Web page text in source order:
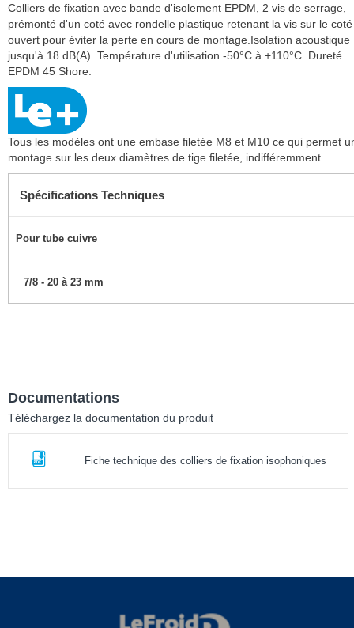
Colliers de fixation avec bande d'isolement EPDM, 2 vis de serrage,
prémonté d'un coté avec rondelle plastique retenant la vis sur le coté
ouvert pour éviter la perte en cours de montage.Isolation acoustique
jusqu'à 18 dB(A). Température d'utilisation -50°C à +110°C. Dureté
EPDM 45 Shore.
Tous les modèles ont une embase filetée M8 et M10 ce qui permet
montage sur les deux diamètres de tige filetée, indifféremment.
Spécifications Techniques
Pour tube cuivre
7/8 - 20 à 23 mm
Documentations
Téléchargez la documentation du produit
Fiche technique des colliers de fixation isophoniques